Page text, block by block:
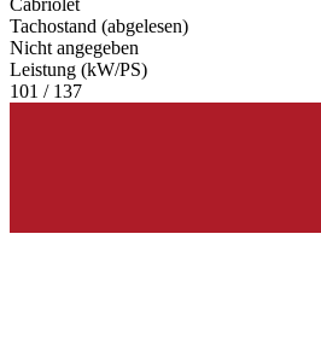
Tachostand (abgelesen)
Nicht angegeben
Leistung (kW/PS)
101 / 137